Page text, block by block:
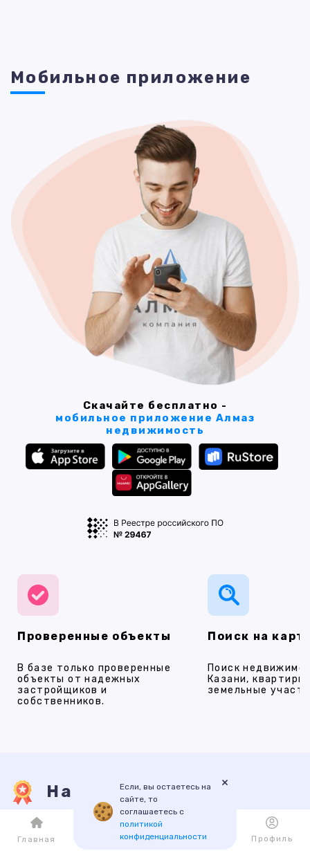
Мобильное приложение
Скачайте бесплатно -
мобильное приложение Алмаз
недвижимость
Проверенные объекты
В базе только проверенные
объекты от надежных
застройщиков и
собственников.
Поиск на
Поиск
Казани,
земельные
Наши услуги
ПРОДАЖА АРЕНДА НОВОСТРОЙКИ ИПОТЕКА
Если, вы остаетесь на
сайте, то
соглашаетесь с
политикой
конфиденциальности
×
Главная Каталог Избранное Профиль